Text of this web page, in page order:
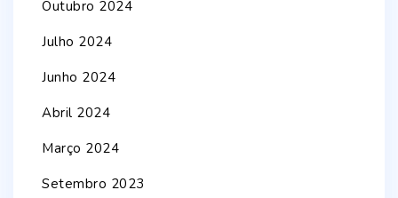
Outubro 2024
Julho 2024
Junho 2024
Abril 2024
Março 2024
Setembro 2023